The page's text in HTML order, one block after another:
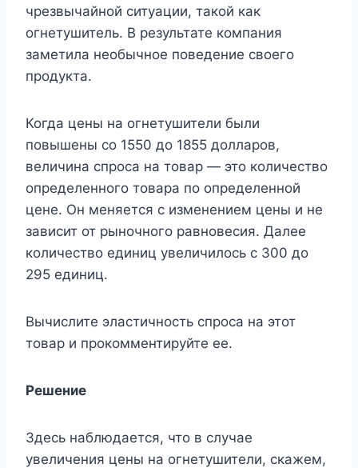
чрезвычайной ситуации, такой как
огнетушитель. В результате компания
заметила необычное поведение своего
продукта.
Когда цены на огнетушители были
повышены со 1550 до 1855 долларов,
величина спроса на товар — это количество
определенного товара по определенной
цене. Он меняется с изменением цены и не
зависит от рыночного равновесия. Далее
количество единиц увеличилось с 300 до
295 единиц.
Вычислите эластичность спроса на этот
товар и прокомментируйте ее.
Решение
Здесь наблюдается, что в случае
увеличения цены на огнетушители, скажем,